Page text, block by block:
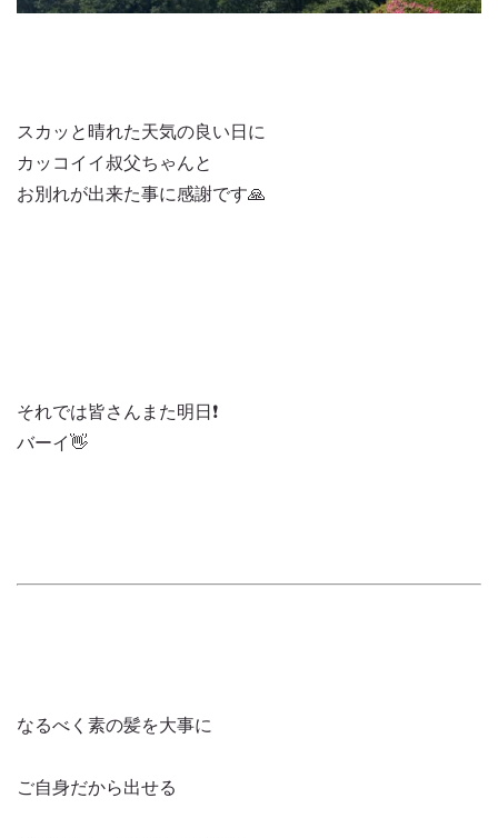
スカッと晴れた天気の良い日に
カッコイイ叔父ちゃんと
お別れが出来た事に感謝です🙏
それでは皆さんまた明日❗️
バーイ👋
なるべく素の髪を大事に
ご自身だから出せる